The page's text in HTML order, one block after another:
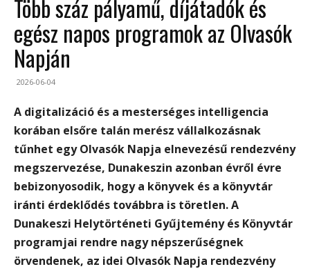
Több száz pályamű, díjátadók és
egész napos programok az Olvasók
Napján
2026-06-04
A digitalizáció és a mesterséges intelligencia
korában elsőre talán merész vállalkozásnak
tűnhet egy Olvasók Napja elnevezésű rendezvény
megszervezése, Dunakeszin azonban évről évre
bebizonyosodik, hogy a könyvek és a könyvtár
iránti érdeklődés továbbra is töretlen. A
Dunakeszi Helytörténeti Gyűjtemény és Könyvtár
programjai rendre nagy népszerűségnek
örvendenek, az idei Olvasók Napja rendezvény